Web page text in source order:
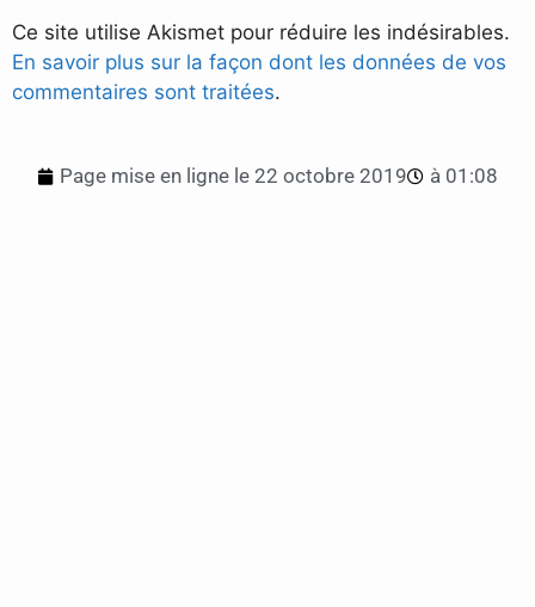
Ce site utilise Akismet pour réduire les indésirables.
En savoir plus sur la façon dont les données de vos
commentaires sont traitées.
Page mise en ligne le 22 octobre 2019 à 01:08